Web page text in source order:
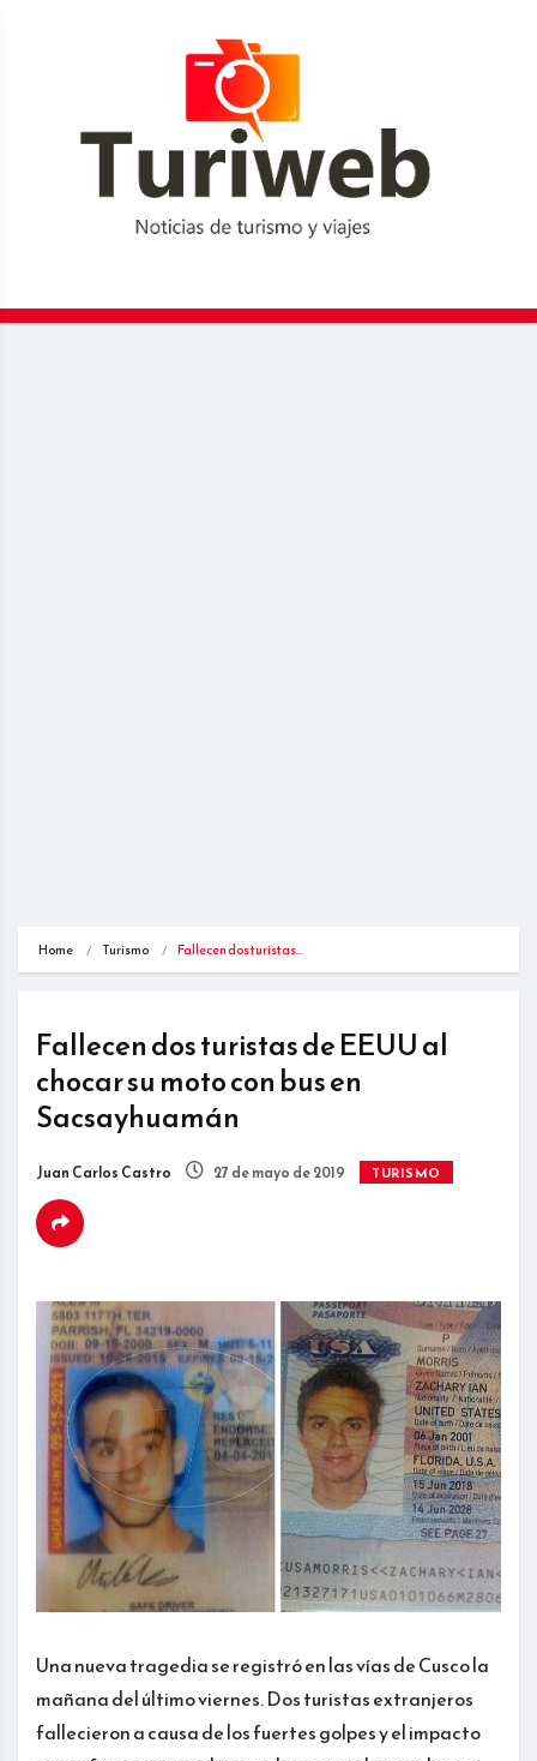
Home Turismo Fallecen dos turistas…
Fallecen dos turistas de EEUU al
chocar su moto con bus en
Sacsayhuamán
Juan Carlos Castro 27 de mayo de 2019 TURISMO
Una nueva tragedia se registró en las vías de Cusco la
mañana del último viernes. Dos turistas extranjeros
fallecieron a causa de los fuertes golpes y el impacto